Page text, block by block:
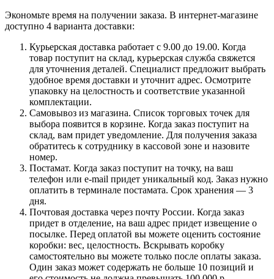
Экономьте время на получении заказа. В интернет-магазине
доступно 4 варианта доставки:
Курьерская доставка работает с 9.00 до 19.00. Когда
товар поступит на склад, курьерская служба свяжется
для уточнения деталей. Специалист предложит выбрать
удобное время доставки и уточнит адрес. Осмотрите
упаковку на целостность и соответствие указанной
комплектации.
Самовывоз из магазина. Список торговых точек для
выбора появится в корзине. Когда заказ поступит на
склад, вам придет уведомление. Для получения заказа
обратитесь к сотруднику в кассовой зоне и назовите
номер.
Постамат. Когда заказ поступит на точку, на ваш
телефон или e-mail придет уникальный код. Заказ нужно
оплатить в терминале постамата. Срок хранения — 3
дня.
Почтовая доставка через почту России. Когда заказ
придет в отделение, на ваш адрес придет извещение о
посылке. Перед оплатой вы можете оценить состояние
коробки: вес, целостность. Вскрывать коробку
самостоятельно вы можете только после оплаты заказа.
Один заказ может содержать не больше 10 позиций и